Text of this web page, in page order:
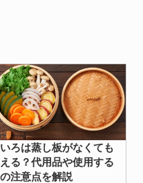
ろは蒸し板がなくても
る？代用品や使用する
注意点を解説